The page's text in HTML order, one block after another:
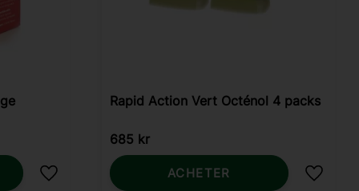
Ajouter aux favoris
Rapid Action Vert Octénol 4 packs
685 kr
ACHETER